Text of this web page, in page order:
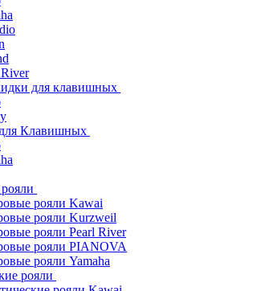
для клавишных
Клавишных
рояли Kawai
рояли Kurzweil
рояли Pearl River
рояли PIANOVA
рояли Yamaha
рояли